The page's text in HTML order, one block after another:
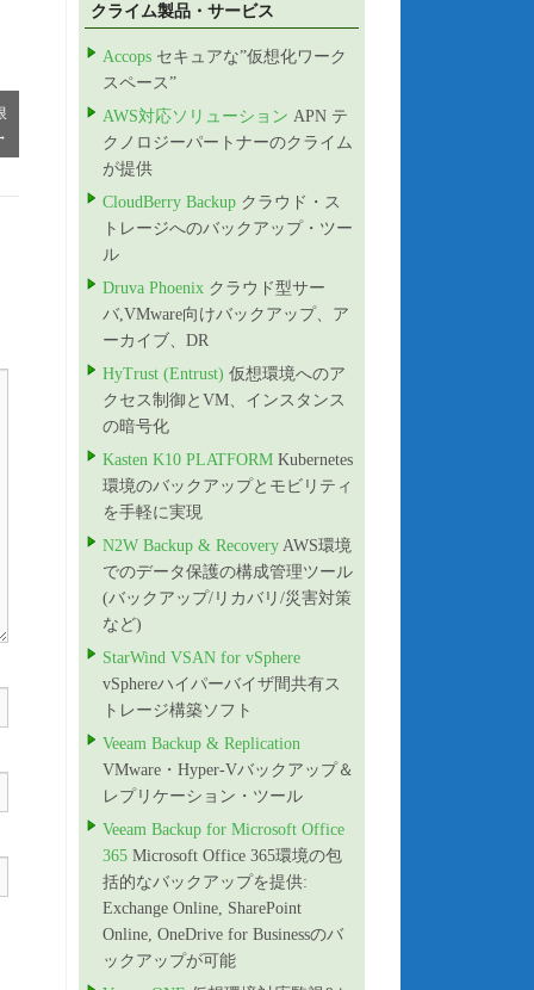
クライム製品・サービス
Accops セキュアな”仮想化ワーク
スペース”
AWS対応ソリューション APN テ
クノロジーパートナーのクライム
が提供
CloudBerry Backup クラウド・ス
トレージへのバックアップ・ツー
ル
Druva Phoenix クラウド型サー
バ,VMware向けバックアップ、ア
ーカイブ、DR
HyTrust (Entrust) 仮想環境へのア
クセス制御とVM、インスタンス
の暗号化
Kasten K10 PLATFORM Kubernetes
環境のバックアップとモビリティ
を手軽に実現
N2W Backup & Recovery AWS環境
でのデータ保護の構成管理ツール
(バックアップ/リカバリ/災害対策
など)
StarWind VSAN for vSphere
vSphereハイパーバイザ間共有ス
トレージ構築ソフト
Veeam Backup & Replication
VMware・Hyper-Vバックアップ＆
レプリケーション・ツール
Veeam Backup for Microsoft Office
365 Microsoft Office 365環境の包
括的なバックアップを提供:
Exchange Online, SharePoint
Online, OneDrive for Businessのバ
ックアップが可能